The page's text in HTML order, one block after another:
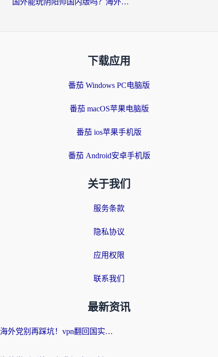
国外能玩阴阳师国内版吗？海外党亲测有效的国服游戏加速指南
下载应用
番茄 Windows PC电脑版
番茄 macOS苹果电脑版
番茄 ios苹果手机版
番茄 Android安卓手机版
关于我们
服务条款
隐私协议
应用权限
联系我们
最新资讯
海外党别再踩坑！vpn翻回国实用指南——选对加速器，国内资源无缝用